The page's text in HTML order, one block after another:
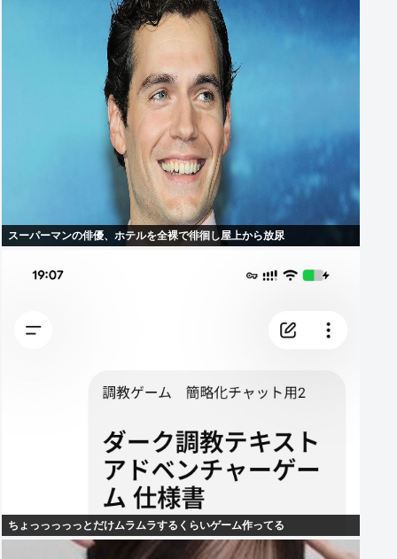
スーパーマンの俳優、ホテルを全裸で徘徊し屋上から放尿
ちょっっっっっとだけムラムラするくらいゲーム作ってる